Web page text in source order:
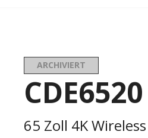
ARCHIVIERT
CDE6520
65 Zoll 4K